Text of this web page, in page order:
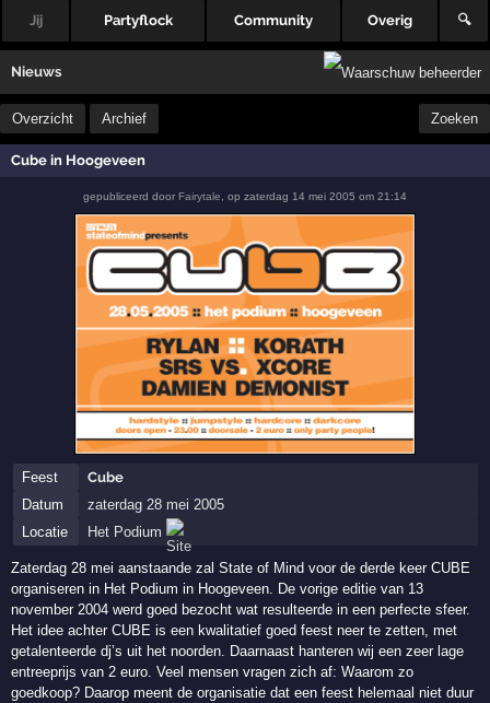
Jij Partyflock Community Overig 🔍
Nieuws
Overzicht Archief Zoeken
Cube in Hoogeveen
gepubliceerd door Fairytale op zaterdag 14 mei 2005 om 21:14
Feest
Cube
Datum
zaterdag 28 mei 2005
Locatie
Het Podium
Zaterdag 28 mei aanstaande zal State of Mind voor de derde keer CUBE
organiseren in Het Podium in Hoogeveen. De vorige editie van 13
november 2004 werd goed bezocht wat resulteerde in een perfecte sfeer.
Het idee achter CUBE is een kwalitatief goed feest neer te zetten, met
getalenteerde dj’s uit het noorden. Daarnaast hanteren wij een zeer lage
entreeprijs van 2 euro. Veel mensen vragen zich af: Waarom zo
goedkoop? Daarop meent de organisatie dat een feest helemaal niet duur